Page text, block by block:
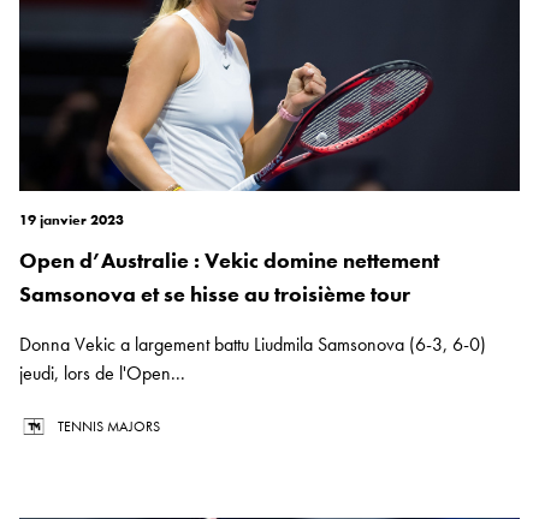
19 janvier 2023
Open d’Australie : Vekic domine nettement
Samsonova et se hisse au troisième tour
Donna Vekic a largement battu Liudmila Samsonova (6-3, 6-0)
jeudi, lors de l'Open...
TENNIS MAJORS